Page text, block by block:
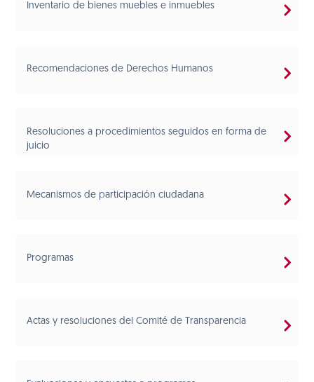
Inventario de bienes muebles e inmuebles
Recomendaciones de Derechos Humanos
Resoluciones a procedimientos seguidos en forma de
juicio
Mecanismos de participación ciudadana
Programas
Actas y resoluciones del Comité de Transparencia